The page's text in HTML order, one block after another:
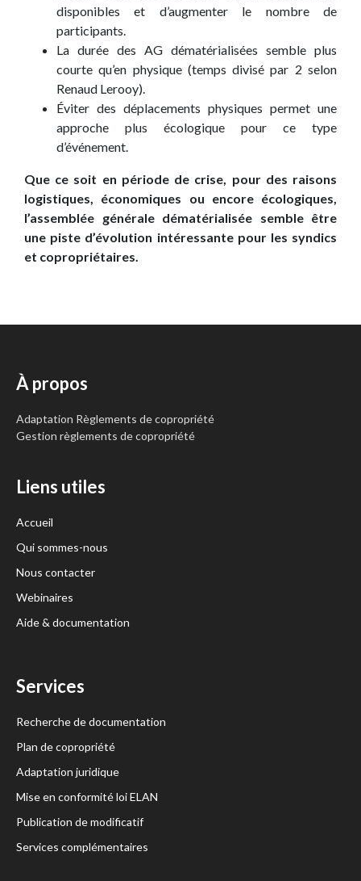
disponibles et d’augmenter le nombre de
participants.
La durée des AG dématérialisées semble plus
courte qu’en physique (temps divisé par 2 selon
Renaud Lerooy).
Éviter des déplacements physiques permet une
approche plus écologique pour ce type
d’événement.
Que ce soit en période de crise, pour des raisons
logistiques, économiques ou encore écologiques,
l’assemblée générale dématérialisée semble être
une piste d’évolution intéressante pour les syndics
et copropriétaires.
À propos
Adaptation Règlements de copropriété
Gestion règlements de copropriété
Liens utiles
Accueil
Qui sommes-nous
Nous contacter
Webinaires
Aide & documentation
Services
Recherche de documentation
Plan de copropriété
Adaptation juridique
Mise en conformité loi ELAN
Publication de modificatif
Services complémentaires